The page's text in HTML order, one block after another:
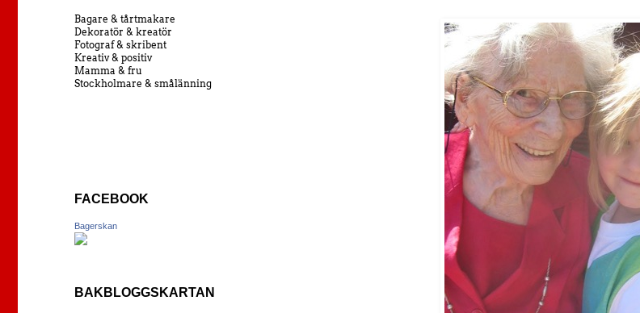
Bagare & tårtmakare
Dekoratör & kreatör
Fotograf & skribent
Kreativ & positiv
Mamma & fru
Stockholmare & smålänning
FACEBOOK
Bagerskan
BAKBLOGGSKARTAN